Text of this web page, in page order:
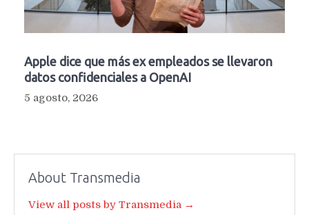
Apple dice que más ex empleados se llevaron
datos confidenciales a OpenAI
5 agosto, 2026
About Transmedia
View all posts by Transmedia →